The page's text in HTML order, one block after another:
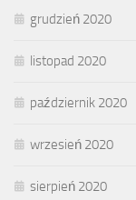
grudzień 2020
listopad 2020
październik 2020
wrzesień 2020
sierpień 2020